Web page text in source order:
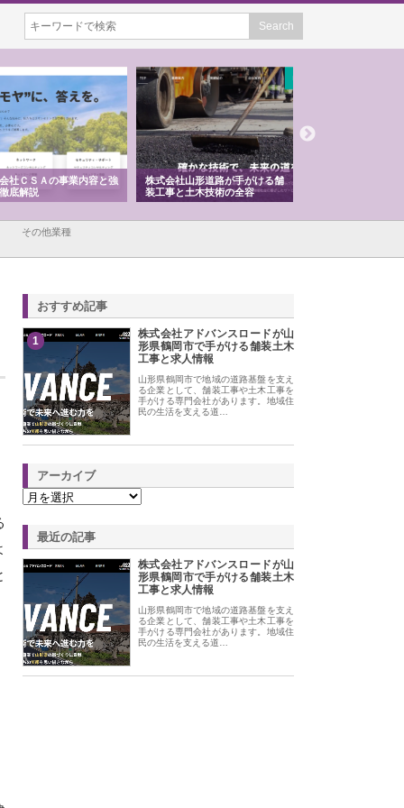
社ＣＳＡの事業内容と強
底解説
株式会社山形道路が手がける舗
装工事と土木技術の全容
その他業種
おすすめ記事
1
株式会社アドバンスロードが山
形県鶴岡市で手がける舗装土木
工事と求人情報
山形県鶴岡市で地域の道路基盤を支え
る企業として、舗装工事や土木工事を
手がける専門会社があります。地域住
民の生活を支える道…
アーカイブ
最近の記事
株式会社アドバンスロードが山
形県鶴岡市で手がける舗装土木
工事と求人情報
山形県鶴岡市で地域の道路基盤を支え
る企業として、舗装工事や土木工事を
手がける専門会社があります。地域住
民の生活を支える道…